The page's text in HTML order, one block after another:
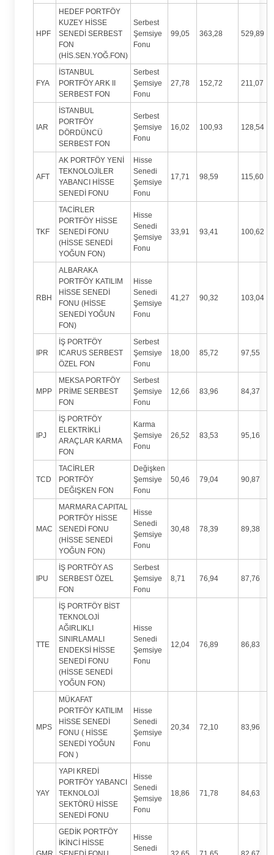
HPF
HEDEF PORTFÖY
KUZEY HİSSE
SENEDİ SERBEST
FON
(HİS.SEN.YOĞ.FON)
Serbest
Şemsiye
Fonu
99,05 363,28 529,89
FYA
İSTANBUL
PORTFÖY ARK II
SERBEST FON
Serbest
Şemsiye
Fonu
27,78 152,72 211,07
IAR
İSTANBUL
PORTFÖY
DÖRDÜNCÜ
SERBEST FON
Serbest
Şemsiye
Fonu
16,02 100,93 128,54
AFT
AK PORTFÖY YENİ
TEKNOLOJİLER
YABANCI HİSSE
SENEDİ FONU
Hisse
Senedi
Şemsiye
Fonu
17,71 98,59 115,60
TKF
TACİRLER
PORTFÖY HİSSE
SENEDİ FONU
(HİSSE SENEDİ
YOĞUN FON)
Hisse
Senedi
Şemsiye
Fonu
33,91 93,41 100,62
RBH
ALBARAKA
PORTFÖY KATILIM
HİSSE SENEDİ
FONU (HİSSE
SENEDİ YOĞUN
FON)
Hisse
Senedi
Şemsiye
Fonu
41,27 90,32 103,04
IPR
İŞ PORTFÖY
ICARUS SERBEST
ÖZEL FON
Serbest
Şemsiye
Fonu
18,00 85,72 97,55
MPP
MEKSA PORTFÖY
PRİME SERBEST
FON
Serbest
Şemsiye
Fonu
12,66 83,96 84,37
IPJ
İŞ PORTFÖY
ELEKTRİKLİ
ARAÇLAR KARMA
FON
Karma
Şemsiye
Fonu
26,52 83,53 95,16
TCD
TACİRLER
PORTFÖY
DEĞIŞKEN FON
Değişken
Şemsiye
Fonu
50,46 79,04 90,87
MAC
MARMARA CAPITAL
PORTFÖY HİSSE
SENEDİ FONU
(HİSSE SENEDİ
YOĞUN FON)
Hisse
Senedi
Şemsiye
Fonu
30,48 78,39 89,38
IPU
İŞ PORTFÖY AS
SERBEST ÖZEL
FON
Serbest
Şemsiye
Fonu
8,71 76,94 87,76
TTE
İŞ PORTFÖY BİST
TEKNOLOJİ
AĞIRLIKLI
SINIRLAMALI
ENDEKSİ HİSSE
SENEDİ FONU
(HİSSE SENEDİ
YOĞUN FON)
Hisse
Senedi
Şemsiye
Fonu
12,04 76,89 86,83
MPS
MÜKAFAT
PORTFÖY KATILIM
HİSSE SENEDİ
FONU ( HİSSE
SENEDİ YOĞUN
FON )
Hisse
Senedi
Şemsiye
Fonu
20,34 72,10 83,96
YAY
YAPI KREDİ
PORTFÖY YABANCI
TEKNOLOJİ
SEKTÖRÜ HİSSE
SENEDİ FONU
Hisse
Senedi
Şemsiye
Fonu
18,86 71,78 84,63
GEDİK PORTFÖY
İKİNCİ HİSSE
Hisse
Senedi